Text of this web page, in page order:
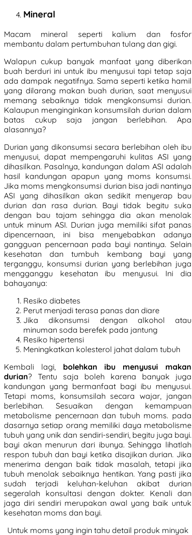
Mineral
Macam mineral seperti kalium dan fosfor
membantu dalam pertumbuhan tulang dan gigi.
Walapun cukup banyak manfaat yang diberikan
buah berduri ini untuk ibu menyusui tapi tetap saja
ada dampak negatifnya. Sama seperti ketika hamil
yang dilarang makan buah durian, saat menyusui
memang sebaiknya tidak mengkonsumsi durian.
Kalaupun menginginkan konsumsilah durian dalam
batas cukup saja jangan berlebihan. Apa
alasannya?
Durian yang dikonsumsi secara berlebihan oleh ibu
menyusui, dapat mempengaruhi kulitas ASI yang
dihasilkan. Pasalnya, kandungan dalam ASI adalah
hasil kandungan apapun yang moms konsumsi.
Jika moms mengkonsumsi durian bisa jadi nantinya
ASI yang dihasilkan akan sedikit menyerap bau
durian dan rasa durian. Bayi tidak begitu suka
dengan bau tajam sehingga dia akan menolak
untuk minum ASI. Durian juga memiliki sifat panas
dipencernaan, ini bisa menyebabkan adanya
gangguan pencernaan pada bayi nantinya. Selain
kesehatan dan tumbuh kembang bayi yang
terganggu, konsumsi durian yang berlebihan juga
mengganggu kesehatan ibu menyusui. Ini dia
bahayanya:
Resiko diabetes
Perut menjadi terasa panas dan diare
Jika dikonsumsi dengan alkohol atau
minuman soda berefek pada jantung
Resiko hipertensi
Meningkatkan kolesterol jahat dalam tubuh
Kembali lagi, bolehkan ibu menyusui makan
durian? Tentu saja boleh karena banyak juga
kandungan yang bermanfaat bagi ibu menyusui.
Tetapi moms, konsumsilah secara wajar, jangan
berlebihan. Sesuaikan dengan kemampuan
metabolisme pencernaan dan tubuh moms. pada
dasarnya setiap orang memiliki daya metabolisme
tubuh yang unik dan sendiri-sendiri, begitu juga bayi.
bayi akan menurun dari ibunya. Sehingga lihatlah
respon tubuh dan bayi ketika disajikan durian. Jika
menerima dengan baik tidak masalah, tetapi jika
tubuh menolak sebaiknya hentikan. Yang pasti jika
sudah terjadi keluhan-keluhan akibat durian
segeralah konsultasi dengan dokter. Kenali dan
jaga diri sendiri merupakan awal yang baik untuk
kesehatan moms dan bayi.
Untuk moms yang ingin tahu detail produk minyak